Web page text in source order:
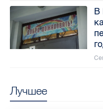
Лучшее
В